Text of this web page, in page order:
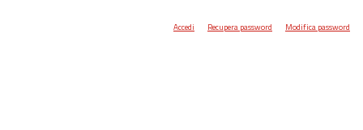
Accedi Recupera password Modifica password